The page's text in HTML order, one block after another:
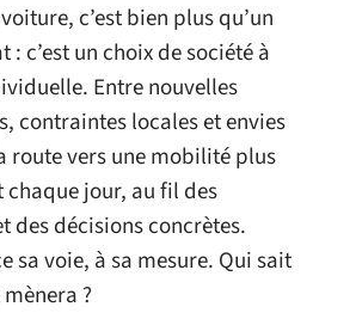
c’est bien plus qu’un
: c’est un choix de société à
Entre nouvelles
contraintes locales et envies
route vers une mobilité plus
chaque jour, au fil des
des décisions concrètes.
sa voie, à sa mesure. Qui sait
?